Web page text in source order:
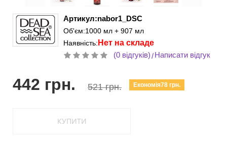
Артикул:nabor1_DSC
Об'єм:1000 мл + 907 мл
Наявність: Нет на складе
(0 відгуків)/Написати відгук
442 грн. 521 грн. Економія78 грн.
КУПИТИ